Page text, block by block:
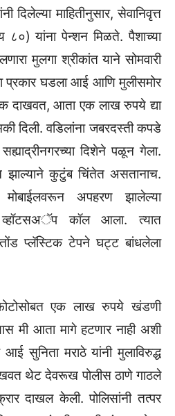
दिलेल्या माहितीनुसार, सेवानिवृत्त
८०) यांना पेन्शन मिळते. पैशाच्या
मुलगा श्रीकांत याने सोमवारी
प्रकार घडला आई आणि मुलीसमोर
दाखवत, आता एक लाख रुपये द्या
दिली. वडिलांना जबरदस्ती कपडे
दिशेने पळून गेला.
झाल्याने कुटुंब चिंतेत असतानाच.
मोबाईलवरून अपहरण झालेल्या
व्हॉटसअॅप कॉल आला. त्यात
प्लॅस्टिक टेपने घट्ट बांधलेला
एक लाख रुपये खंडणी
मी आता मागे हटणार नाही अशी
सुनिता मराठे यांनी मुलाविरुद्ध
थेट देवरूख पोलीस ठाणे गाठले
दाखल केली. पोलिसांनी तत्पर